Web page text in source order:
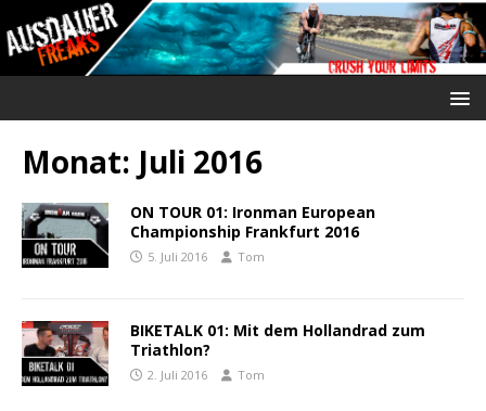
Monat: Juli 2016
ON TOUR 01: Ironman European
Championship Frankfurt 2016
5. Juli 2016 Tom
BIKETALK 01: Mit dem Hollandrad zum
Triathlon?
2. Juli 2016 Tom